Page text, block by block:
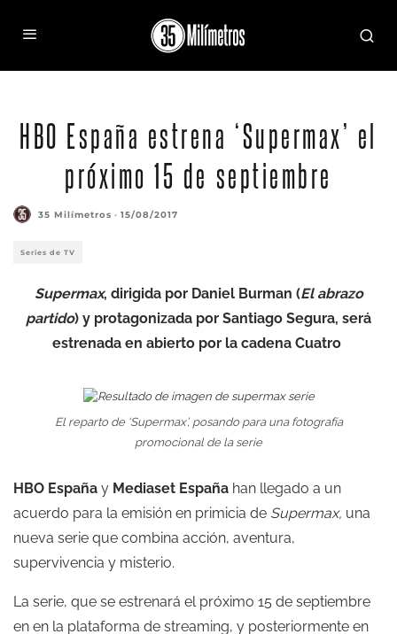
HBO España estrena ‘Supermax’ el
próximo 15 de septiembre
35 Milímetros · 15/08/2017
Series de TV
Supermax, dirigida por Daniel Burman (El abrazo
partido) y protagonizada por Santiago Segura, será
estrenada en abierto por la cadena Cuatro
El reparto de ‘Supermax’, posando para una fotografía
promocional de la serie
HBO España y Mediaset España han llegado a un
acuerdo para la emisión en primicia de Supermax, una
nueva serie que combina acción, aventura,
supervivencia y misterio.
La serie, que se estrenará el próximo 15 de septiembre
en en la plataforma de streaming, y posteriormente en